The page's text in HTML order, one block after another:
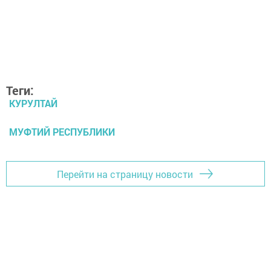
Теги:
КУРУЛТАЙ
МУФТИЙ РЕСПУБЛИКИ
Перейти на страницу новости